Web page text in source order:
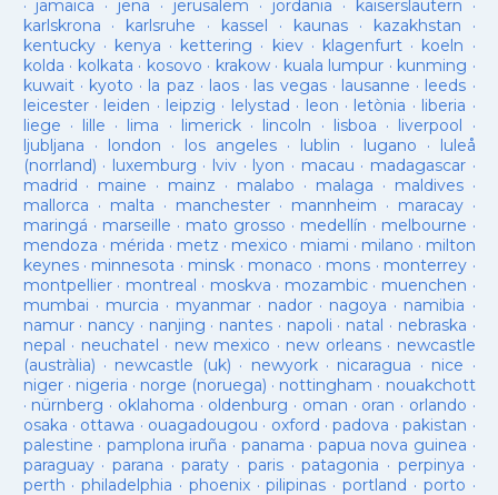
· jamaica · jena · jerusalem · jordania · kaiserslautern ·
karlskrona · karlsruhe · kassel · kaunas· kazakhstan ·
kentucky· kenya · kettering · kiev· klagenfurt · koeln ·
kolda · kolkata · kosovo · krakow· kuala lumpur · kunming ·
kuwait· kyoto · la paz · laos· las vegas· lausanne · leeds ·
leicester· leiden · leipzig · lelystad · leon · letònia · liberia ·
liege · lille · lima · limerick· lincoln · lisboa · liverpool ·
ljubljana · london · los angeles· lublin · lugano · luleå
(norrland) · luxemburg · lviv · lyon · macau · madagascar·
madrid · maine · mainz · malabo · malaga · maldives·
mallorca · malta · manchester· mannheim · maracay·
maringá · marseille · mato grosso · medellín · melbourne ·
mendoza · mérida · metz · mexico · miami · milano · milton
keynes· minnesota · minsk · monaco · mons · monterrey ·
montpellier· montreal · moskva · mozambic· muenchen ·
mumbai · murcia · myanmar· nador · nagoya · namibia ·
namur· nancy · nanjing · nantes · napoli · natal · nebraska ·
nepal · neuchatel · new mexico · new orleans· newcastle
(austràlia) · newcastle (uk) · newyork· nicaragua · nice ·
niger· nigeria · norge (noruega) · nottingham · nouakchott
· nürnberg · oklahoma · oldenburg · oman · oran · orlando ·
osaka · ottawa · ouagadougou · oxford ·padova ·pakistan ·
palestine · pamplona iruña · panama · papua nova guinea ·
paraguay· parana ·paraty · paris·patagonia · perpinya ·
perth ·philadelphia · phoenix·pilipinas ·portland · porto ·